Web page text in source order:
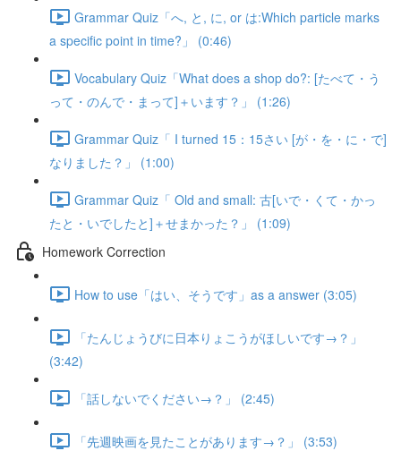
Grammar Quiz「へ, と, に, or は:Which particle marks
a specific point in time?」 (0:46)
Vocabulary Quiz「What does a shop do?: [たべて・う
って・のんで・まって]＋います？」 (1:26)
Grammar Quiz「 I turned 15：15さい [が・を・に・で]
なりました？」 (1:00)
Grammar Quiz「 Old and small: 古[いで・くて・かっ
たと・いでしたと]＋せまかった？」 (1:09)
Homework Correction
How to use「はい、そうです」as a answer (3:05)
「たんじょうびに日本りょこうがほしいです→？」
(3:42)
「話しないでください→？」 (2:45)
「先週映画を見たことがあります→？」 (3:53)